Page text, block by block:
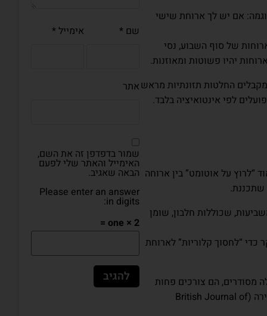
אם יש לך ארוחת שישי
של סוף השבוע, נסי
יהיו פשוטות ומאוזנות.
החלטות תזונתיות מראש
לפי אינטואיציה בלבד.
“לרוץ על אוטומט” בין ארוחה
שתכננת.
עשירות ומשביעות, שכוללות חלבון, שומן
“לחסוך קלוריות” לארוחת
מסודרים, הם צורכים פחות
קלוריות ביום בהשוואה לאנשים שאוכלים בצורה לא סדירה (British Journal of
שם * אימייל *
אתר
שמור בדפדפן זה את השם,
האימייל והאתר שלי לפעם
הבאה שאגיב.
Please enter an answer
in digits:
one × 2 =